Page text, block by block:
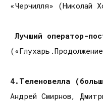
«Черчилля» (Николай
Лучший оператор-
4.Теленовелла
Андрей Смирнов,